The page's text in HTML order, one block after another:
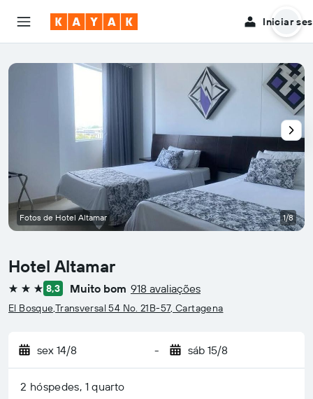
Iniciar
Hotel Altamar
3 estrelas8,3 Muito bom 918 avaliações
El Bosque,Transversal 54 No. 21B-57, Cartagena
sex 14/8 - sáb 15/8
2 hóspedes, 1 quarto
Fotos de Hotel Altamar 1/8